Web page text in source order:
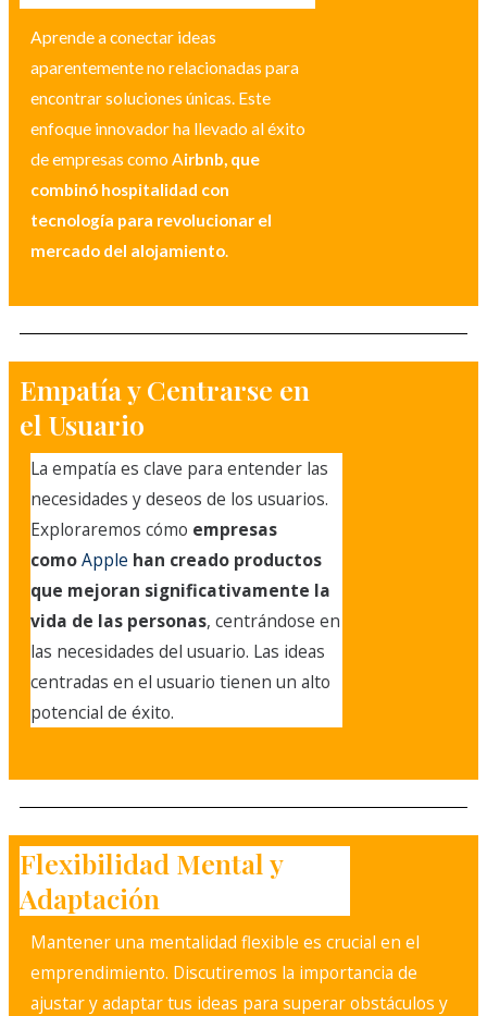
Aprende a conectar ideas
aparentemente no relacionadas para
encontrar soluciones únicas. Este
enfoque innovador ha llevado al éxito
de empresas como Airbnb, que
combinó hospitalidad con
tecnología para revolucionar el
mercado del alojamiento.
Empatía y Centrarse en
el Usuario
La empatía es clave para entender las
necesidades y deseos de los usuarios.
Exploraremos cómo empresas
comoApple han creado productos
que mejoran significativamente la
vida de las personas, centrándose en
las necesidades del usuario. Las ideas
centradas en el usuario tienen un alto
potencial de éxito.
Flexibilidad Mental y
Adaptación
Mantener una mentalidad flexible es crucial en el
emprendimiento. Discutiremos la importancia de
ajustar y adaptar tus ideas para superar obstáculos y